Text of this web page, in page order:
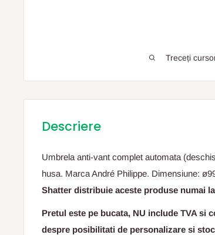
Treceți
Descriere
Umbrela anti-vant complet automata
husa. Marca André Philippe. Dimensiune:
Shatter distribuie aceste produse numai
Pretul este pe bucata, NU include TVA si
despre posibilitati de personalizare si